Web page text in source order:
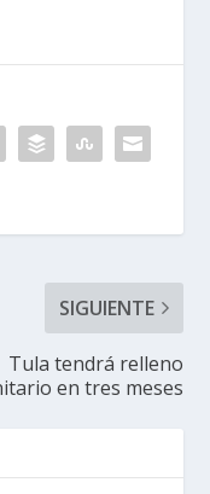
SIGUIENTE
Tula tendrá relleno
en tres meses